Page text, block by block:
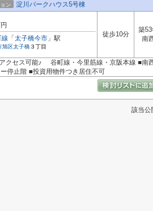
ン 淀川パークハウス5号棟
「 太子橋今市 」駅
旭区太子橋３丁目
徒歩10分
築
南
クセス可能♪ 谷町線・今里筋線・京阪本線 ■南
停止階 ■投資用物件つき居住不可
該当公